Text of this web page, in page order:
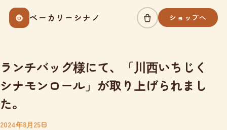
Skip
ベーカリーシナノ ショップへ
ランチバッグ様にて、「川西いちじく
シナモンロール」が取り上げられまし
た。
2024年8月25日